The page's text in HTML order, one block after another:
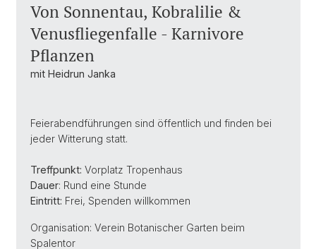
Von Sonnentau, Kobralilie &
Venusfliegenfalle - Karnivore
Pflanzen
mit Heidrun Janka
Feierabendführungen sind öffentlich und finden bei
jeder Witterung statt.
Treffpunkt: Vorplatz Tropenhaus
Dauer: Rund eine Stunde
Eintritt: Frei, Spenden willkommen
Organisation: Verein Botanischer Garten beim
Spalentor